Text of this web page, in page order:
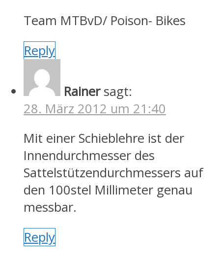
Team MTBvD/ Poison- Bikes
Reply
Rainer sagt:
28. März 2012 um 21:40
Mit einer Schieblehre ist der
Innendurchmesser des
Sattelstützendurchmessers auf
den 100stel Millimeter genau
messbar.
Reply